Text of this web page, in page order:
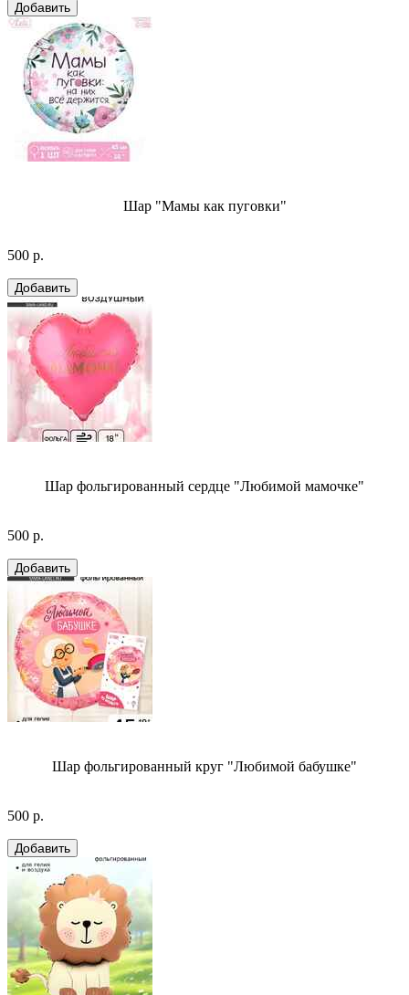
Шар "Мамы как пуговки"
500 р.
Шар фольгированный сердце "Любимой мамочке"
500 р.
Шар фольгированный круг "Любимой бабушке"
500 р.